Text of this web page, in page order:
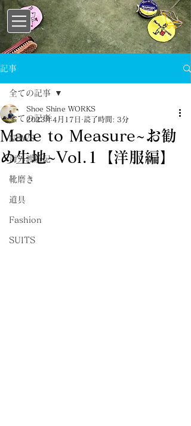
記事
全ての記事
NEWS
海外渡航記
靴磨き
道具
Fashion
SUITS
全ての記事
Made to Measure~お勧
め生地~Vol.1【洋服編】
Shoe Shine WORKS
2023年4月17日 読了時間: 3分